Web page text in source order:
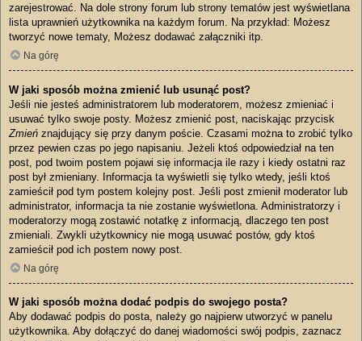
zarejestrować. Na dole strony forum lub strony tematów jest wyświetlana
lista uprawnień użytkownika na każdym forum. Na przykład: Możesz
tworzyć nowe tematy, Możesz dodawać załączniki itp.
Na górę
W jaki sposób można zmienić lub usunąć post?
Jeśli nie jesteś administratorem lub moderatorem, możesz zmieniać i
usuwać tylko swoje posty. Możesz zmienić post, naciskając przycisk
Zmień znajdujący się przy danym poście. Czasami można to zrobić tylko
przez pewien czas po jego napisaniu. Jeżeli ktoś odpowiedział na ten
post, pod twoim postem pojawi się informacja ile razy i kiedy ostatni raz
post był zmieniany. Informacja ta wyświetli się tylko wtedy, jeśli ktoś
zamieścił pod tym postem kolejny post. Jeśli post zmienił moderator lub
administrator, informacja ta nie zostanie wyświetlona. Administratorzy i
moderatorzy mogą zostawić notatkę z informacją, dlaczego ten post
zmieniali. Zwykli użytkownicy nie mogą usuwać postów, gdy ktoś
zamieścił pod ich postem nowy post.
Na górę
W jaki sposób można dodać podpis do swojego posta?
Aby dodawać podpis do posta, należy go najpierw utworzyć w panelu
użytkownika. Aby dołączyć do danej wiadomości swój podpis, zaznacz